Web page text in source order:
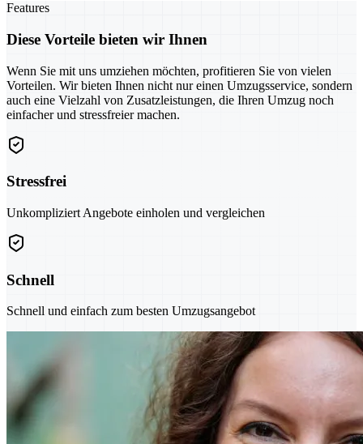
Features
Diese Vorteile bieten wir Ihnen
Wenn Sie mit uns umziehen möchten, profitieren Sie von vielen
Vorteilen. Wir bieten Ihnen nicht nur einen Umzugsservice, sondern
auch eine Vielzahl von Zusatzleistungen, die Ihren Umzug noch
einfacher und stressfreier machen.
Stressfrei
Unkompliziert Angebote einholen und vergleichen
Schnell
Schnell und einfach zum besten Umzugsangebot